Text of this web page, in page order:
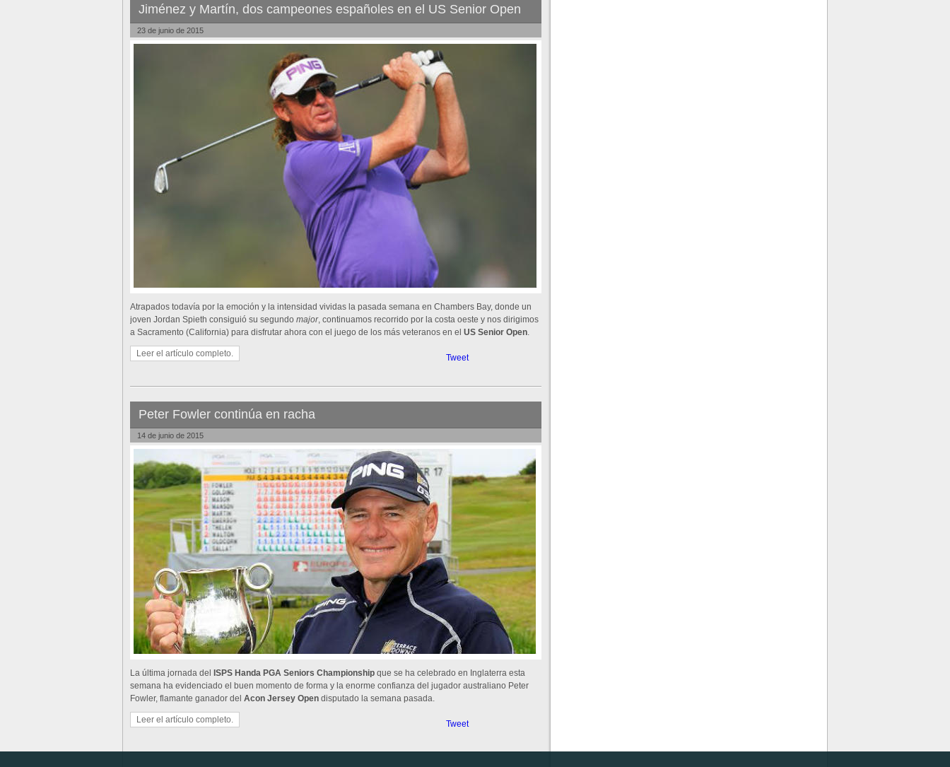
Jiménez y Martín, dos campeones españoles en el US Senior Open
23 de junio de 2015
Atrapados todavía por la emoción y la intensidad vividas la pasada semana en Chambers Bay, donde un
joven Jordan Spieth consiguió su segundo major, continuamos recorrido por la costa oeste y nos dirigimos
a Sacramento (California) para disfrutar ahora con el juego de los más veteranos en el US Senior Open.
Leer el artículo completo. Tweet
Peter Fowler continúa en racha
14 de junio de 2015
La última jornada del ISPS Handa PGA Seniors Championship que se ha celebrado en Inglaterra esta
semana ha evidenciado el buen momento de forma y la enorme confianza del jugador australiano Peter
Fowler, flamante ganador del Acon Jersey Open disputado la semana pasada.
Leer el artículo completo. Tweet